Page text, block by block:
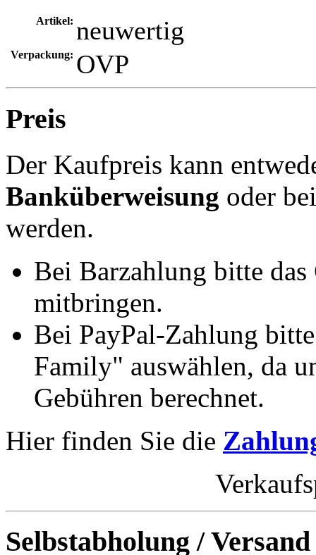
Artikel: neuwertig
Verpackung: OVP
Preis
Der Kaufpreis kann
Banküberweisung oder
werden.
Bei Barzahlung bitte
mitbringen.
Bei PayPal-Zahlung
Family" auswählen, da
Gebühren berechnet.
Hier finden Sie die
Selbstabholung / Versand